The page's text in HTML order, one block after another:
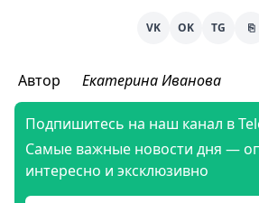
VK OK TG ⎘
Автор Екатерина Иванова
Подпишитесь на наш канал в
Самые важные новости дня —
интересно и эксклюзивно